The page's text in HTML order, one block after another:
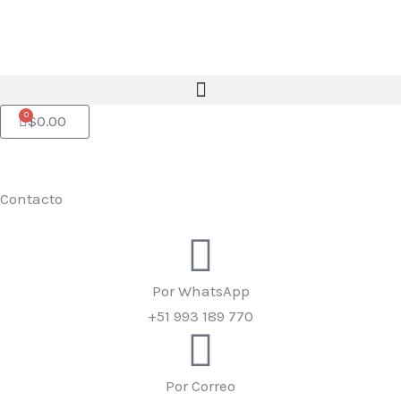
Menu
$0.00
0
Cart
Contacto
Por WhatsApp
+51 993 189 770
Por Correo